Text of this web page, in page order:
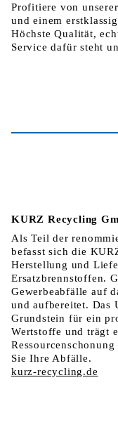
Profitiere von
und einem
Höchste Qualität,
Service dafür steht
KURZ Recycling
Als Teil der
befasst sich die
Herstellung und
Ersatzbrennstoffen.
Gewerbeabfälle auf
und aufbereitet. Das
Grundstein für ein
Wertstoffe und trägt
Sie Ihre Abfälle.
kurz-recycling.de